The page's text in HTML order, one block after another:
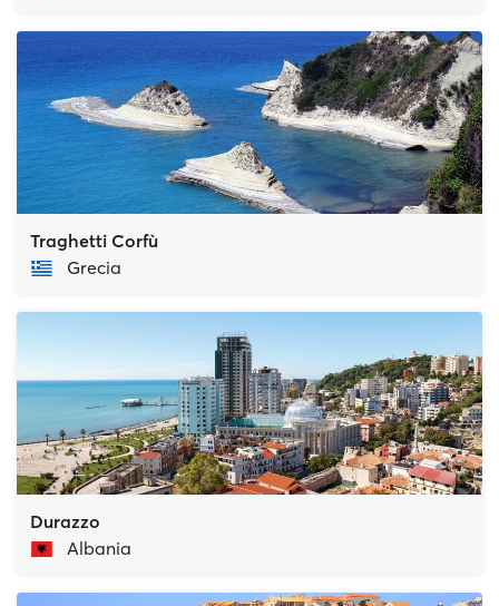
Traghetti Corfù
Grecia
Durazzo
Albania